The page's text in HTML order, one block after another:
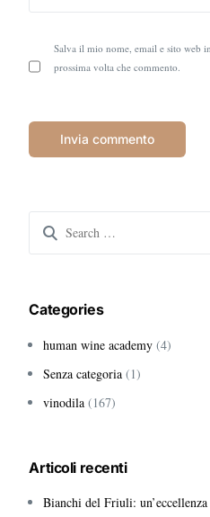
Salva il mio nome, email e sito web
prossima volta che commento.
Search
Categories
human wine academy (4)
Senza categoria (1)
vinodila (167)
Articoli recenti
Bianchi del Friuli: